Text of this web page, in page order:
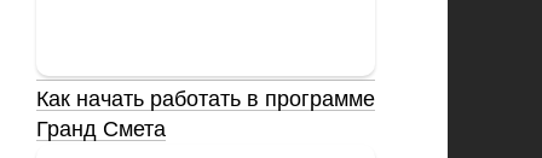
Как начать работать в программе
Гранд Смета